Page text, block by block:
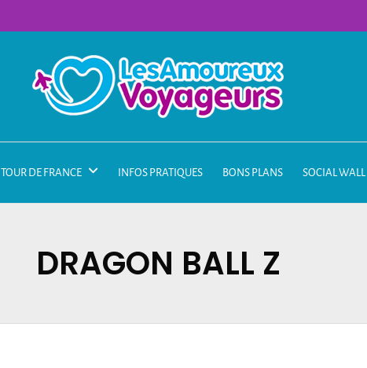
TOUR DE FRANCE INFOS PRATIQUES BONS PLANS SOCIAL WALL
DRAGON BALL Z